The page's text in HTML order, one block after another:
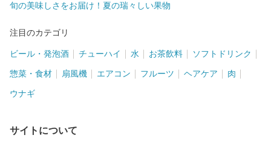
旬の美味しさをお届け！夏の瑞々しい果物
注目のカテゴリ
ビール・発泡酒 チューハイ 水 お茶飲料 ソフトドリンク
惣菜・食材 扇風機 エアコン フルーツ ヘアケア 肉
ウナギ
サイトについて